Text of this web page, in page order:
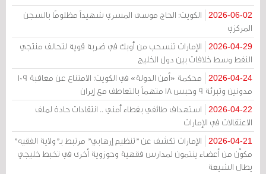
2026-06-02
الكويت: الحاج موسى المسري شهيداً مظلومًا بالسجن
المركزي
2026-04-29
الإمارات تنسحب من أوبك في ضربة قوية لتحالف منتجي
النفط وسط خلافات بين دول الخليج
2026-04-24
محكمة «أمن الدولة» في الكويت: الامتناع عن معاقبة 109
مدونين وتبرئة 9 وحبس 18 متهماً بالتعاطف مع إيران
2026-04-22
استهداف طائفي بغطاء أمني .. انتقادات حادة لملف
الاعتقالات في الإمارات
2026-04-21
الإمارات تكشف عن "تنظيم إرهابي" مرتبط بـ"ولاية الفقيه"
مكوّن من أعضاء ينتمون لمدارس فقهية وحوزوية أخرى في تخبط خليجي
يطال الشيعة